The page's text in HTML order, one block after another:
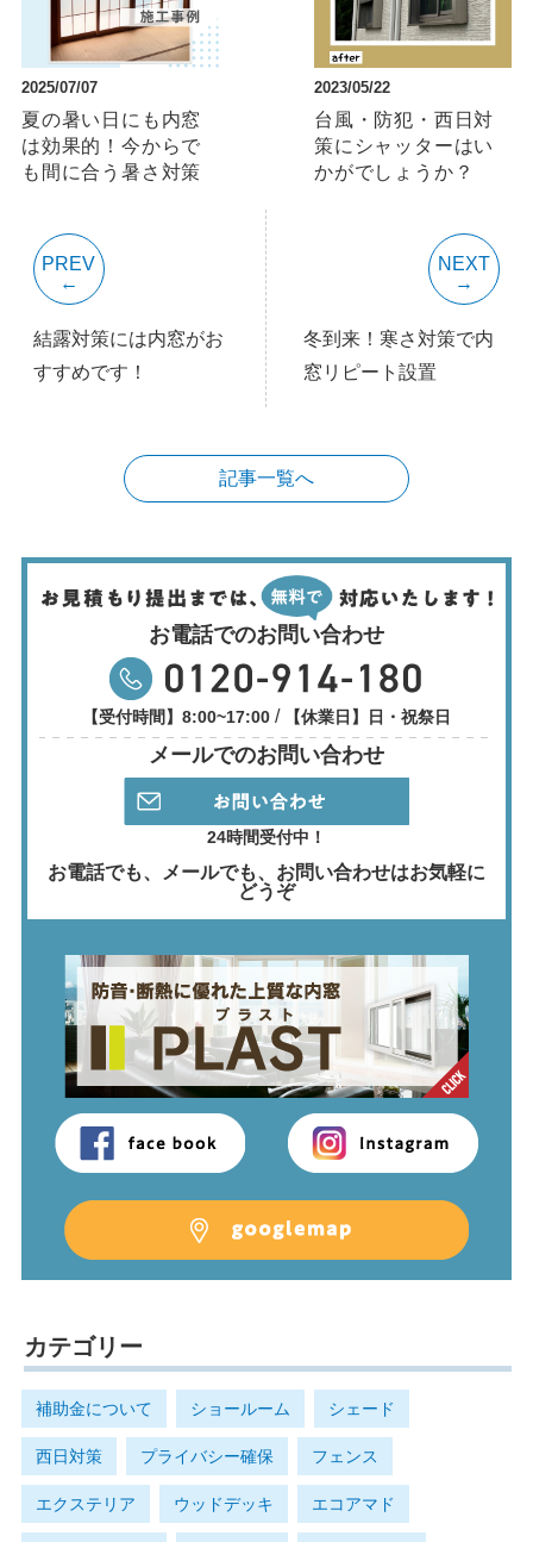
2025/07/07
夏の暑い日にも内窓
は効果的！今からで
も間に合う暑さ対策
2023/05/22
台風・防犯・西日対
策にシャッターはい
かがでしょうか？
PREV
結露対策には内窓がお
すすめです！
NEXT
冬到来！寒さ対策で内
窓リピート設置
記事一覧へ
お電話でのお問い合わせ
【受付時間】8:00~17:00 / 【休業日】日・祝祭日
メールでのお問い合わせ
24時間受付中！
お電話でも、メールでも、 お問い合わせはお気軽に
どうぞ
カテゴリー
補助金について ショールーム シェード
西日対策 プライバシー確保 フェンス
エクステリア ウッドデッキ エコアマド